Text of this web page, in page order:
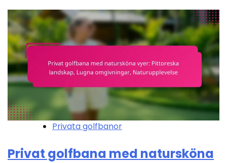
Privata golfbanor
Privat golfbana med natursköna